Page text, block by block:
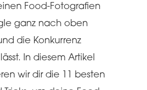
Food-Fotografien
ganz nach oben
die Konkurrenz
In diesem Artikel
wir dir die 11 besten